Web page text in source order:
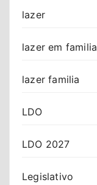
lazer
lazer em familia
lazer familia
LDO
LDO 2027
Legislativo